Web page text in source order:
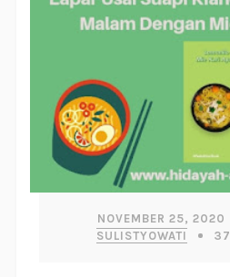
NOVEMBER 25, 2020
SULISTYOWATI
37